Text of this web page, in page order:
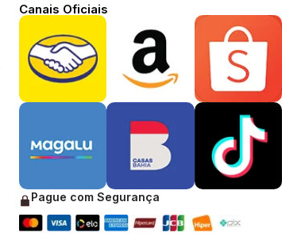
Canais Oficiais
Pague com Segurança